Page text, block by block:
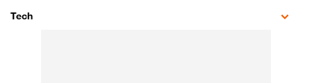
Tech